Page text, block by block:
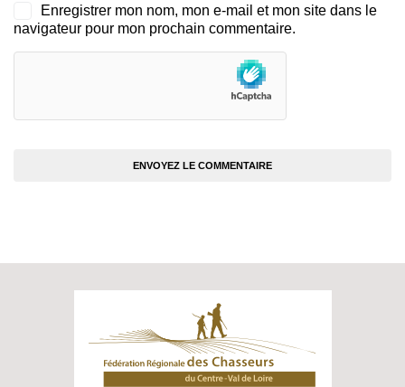
Enregistrer mon nom, mon e-mail et mon site dans le
navigateur pour mon prochain commentaire.